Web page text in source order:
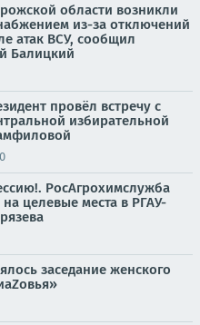
области возникли
из-за отключений
атак ВСУ, сообщил
Балицкий
провёл встречу с
избирательной
РосАгрохимслужба
целевые места в РГАУ-
заседание женского